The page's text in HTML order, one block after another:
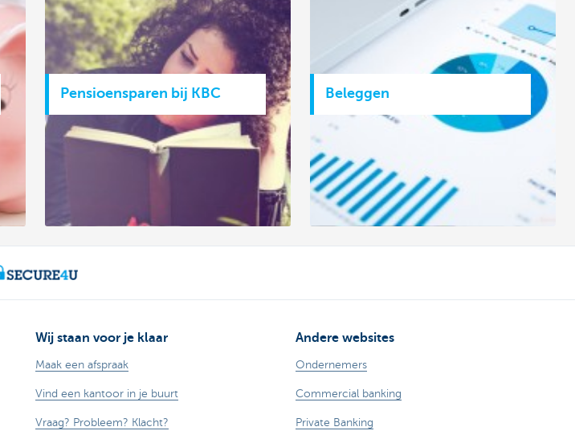
Pensioensparen bij KBC Beleggen
Wij staan voor je klaar
Maak een afspraak
Vind een kantoor in je buurt
Vraag? Probleem? Klacht?
Andere websites
Ondernemers
Commercial banking
Private Banking